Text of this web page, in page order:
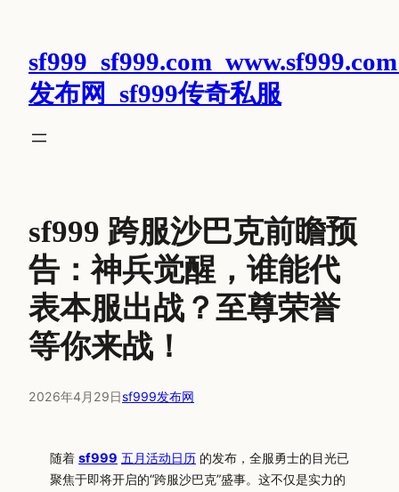
发布网_sf999传奇私服
sf999 跨服沙巴克前瞻预
告：神兵觉醒，谁能代
表本服出战？至尊荣誉
等你来战！
2026年4月29日sf999发布网
随着 sf999 五月活动日历 的发布，全服勇士的目光已
聚焦于即将开启的“跨服沙巴克”盛事。这不仅是实力的